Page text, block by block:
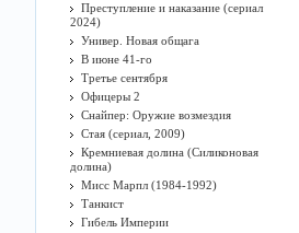
Преступление и наказание (сериал
2024)
Универ. Новая общага
В июне 41-го
Третье сентября
Офицеры 2
Снайпер: Оружие возмездия
Стая (сериал, 2009)
Кремниевая долина (Силиконовая
долина)
Мисс Марпл (1984-1992)
Танкист
Гибель Империи